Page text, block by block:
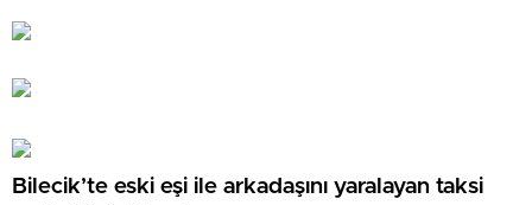
Bilecik’te eski eşi ile arkadaşını yaralayan taksi